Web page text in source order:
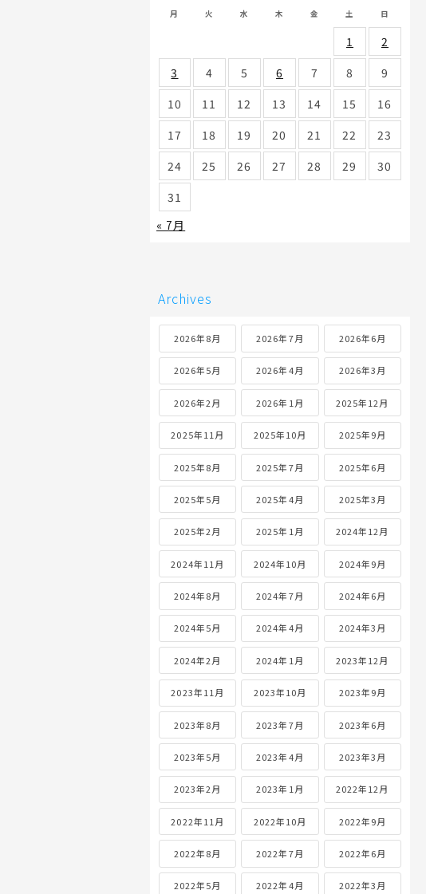
月 火 水 木 金 土 日
1
2
3
4 5 6 7 8
9
10
11 12 13 14 15
16
17
18 19 20 21 22
23
24
25 26 27 28 29
30
31
« 7月
Archives
2026年8月 2026年7月 2026年6月
2026年5月 2026年4月 2026年3月
2026年2月 2026年1月 2025年12月
2025年11月 2025年10月 2025年9月
2025年8月 2025年7月 2025年6月
2025年5月 2025年4月 2025年3月
2025年2月 2025年1月 2024年12月
2024年11月 2024年10月 2024年9月
2024年8月 2024年7月 2024年6月
2024年5月 2024年4月 2024年3月
2024年2月 2024年1月 2023年12月
2023年11月 2023年10月 2023年9月
2023年8月 2023年7月 2023年6月
2023年5月 2023年4月 2023年3月
2023年2月 2023年1月 2022年12月
2022年11月 2022年10月 2022年9月
2022年8月 2022年7月 2022年6月
2022年5月 2022年4月 2022年3月